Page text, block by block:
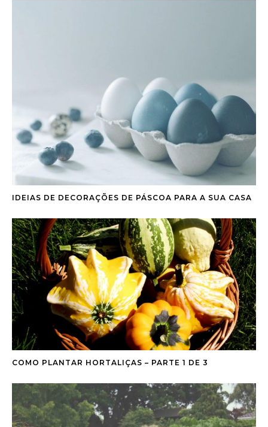
IDEIAS DE DECORAÇÕES DE PÁSCOA PARA A SUA CASA
COMO PLANTAR HORTALIÇAS – PARTE 1 DE 3